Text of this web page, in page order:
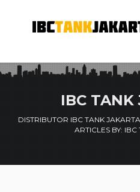
IBC TANK
DISTRIBUTOR IBC TANK
ARTICLES BY: